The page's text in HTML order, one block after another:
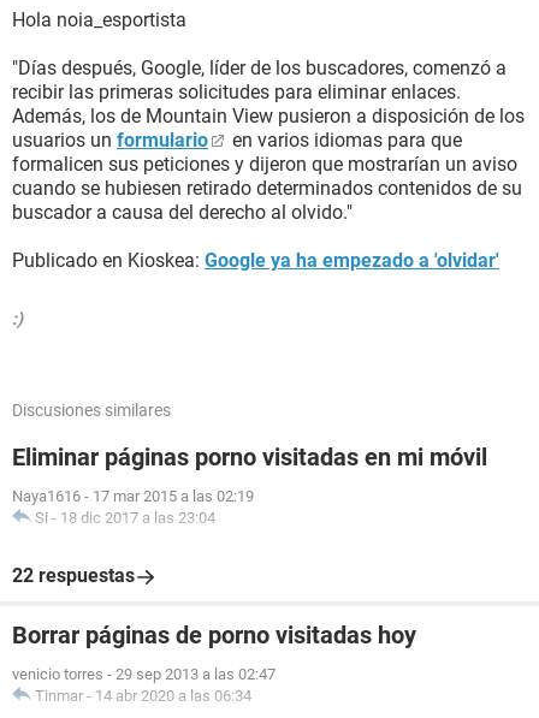
Hola noia_esportista
"Días después, Google, líder de los buscadores, comenzó a
recibir las primeras solicitudes para eliminar enlaces.
Además, los de Mountain View pusieron a disposición de los
usuarios un formulario
en varios idiomas para que
formalicen sus peticiones y dijeron que mostrarían un aviso
cuando se hubiesen retirado determinados contenidos de su
buscador a causa del derecho al olvido."
Publicado en Kioskea: Google ya ha empezado a 'olvidar'
:)
Discusiones similares
Eliminar páginas porno visitadas en mi móvil
Naya1616 - 17 mar 2015 a las 02:19
Si - 18 dic 2017 a las 23:04
22 respuestas
Borrar páginas de porno visitadas hoy
venicio torres - 29 sep 2013 a las 02:47
Tinmar - 14 abr 2020 a las 06:34